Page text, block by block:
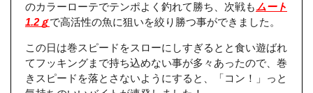
のカラーローテでテンポよく釣れて勝ち、次戦もムート
1.2ｇで高活性の魚に狙いを絞り勝つ事ができました。
この日は巻スピードをスローにしすぎるとと食い遊ばれ
てフッキングまで持ち込めない事が多々あったので、巻
きスピードを落とさないようにすると、「コン！」っと